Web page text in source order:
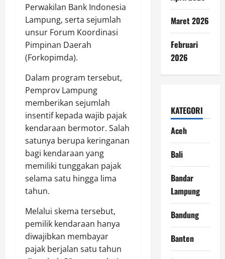
Perwakilan Bank Indonesia
Lampung, serta sejumlah
unsur Forum Koordinasi
Pimpinan Daerah
(Forkopimda).
Dalam program tersebut,
Pemprov Lampung
memberikan sejumlah
insentif kepada wajib pajak
kendaraan bermotor. Salah
satunya berupa keringanan
bagi kendaraan yang
memiliki tunggakan pajak
selama satu hingga lima
tahun.
Melalui skema tersebut,
pemilik kendaraan hanya
diwajibkan membayar
pajak berjalan satu tahun
Maret 2026
Februari
2026
KATEGORI
Aceh
Bali
Bandar
Lampung
Bandung
Banten